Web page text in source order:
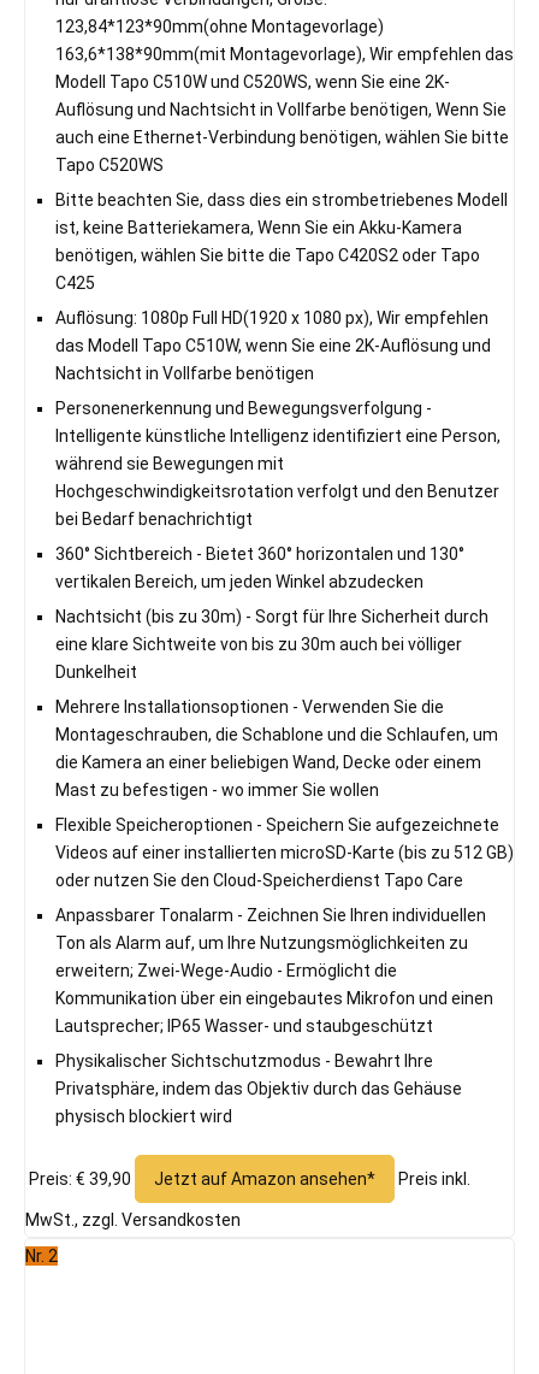
123,84*123*90mm(ohne Montagevorlage)
163,6*138*90mm(mit Montagevorlage), Wir empfehlen das
Modell Tapo C510W und C520WS, wenn Sie eine 2K-
Auflösung und Nachtsicht in Vollfarbe benötigen, Wenn Sie
auch eine Ethernet-Verbindung benötigen, wählen Sie bitte
Tapo C520WS
Bitte beachten Sie, dass dies ein strombetriebenes Modell
ist, keine Batteriekamera, Wenn Sie ein Akku-Kamera
benötigen, wählen Sie bitte die Tapo C420S2 oder Tapo
C425
Auflösung: 1080p Full HD(1920 x 1080 px), Wir empfehlen
das Modell Tapo C510W, wenn Sie eine 2K-Auflösung und
Nachtsicht in Vollfarbe benötigen
Personenerkennung und Bewegungsverfolgung -
Intelligente künstliche Intelligenz identifiziert eine Person,
während sie Bewegungen mit
Hochgeschwindigkeitsrotation verfolgt und den Benutzer
bei Bedarf benachrichtigt
360° Sichtbereich - Bietet 360° horizontalen und 130°
vertikalen Bereich, um jeden Winkel abzudecken
Nachtsicht (bis zu 30m) - Sorgt für Ihre Sicherheit durch
eine klare Sichtweite von bis zu 30m auch bei völliger
Dunkelheit
Mehrere Installationsoptionen - Verwenden Sie die
Montageschrauben, die Schablone und die Schlaufen, um
die Kamera an einer beliebigen Wand, Decke oder einem
Mast zu befestigen - wo immer Sie wollen
Flexible Speicheroptionen - Speichern Sie aufgezeichnete
Videos auf einer installierten microSD-Karte (bis zu 512 GB)
oder nutzen Sie den Cloud-Speicherdienst Tapo Care
Anpassbarer Tonalarm - Zeichnen Sie Ihren individuellen
Ton als Alarm auf, um Ihre Nutzungsmöglichkeiten zu
erweitern; Zwei-Wege-Audio - Ermöglicht die
Kommunikation über ein eingebautes Mikrofon und einen
Lautsprecher; IP65 Wasser- und staubgeschützt
Physikalischer Sichtschutzmodus - Bewahrt Ihre
Privatsphäre, indem das Objektiv durch das Gehäuse
physisch blockiert wird
Preis: € 39,90 Jetzt auf Amazon ansehen* Preis inkl.
MwSt., zzgl. Versandkosten
Nr. 2